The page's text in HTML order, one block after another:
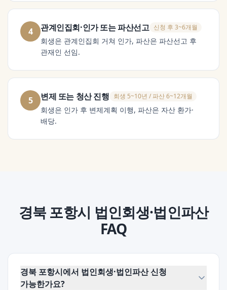
4 관계인집회·인가 또는 파산선고 신청 후 3~6개월
회생은 관계인집회 거쳐 인가, 파산은 파산선고 후
관재인 선임.
5 변제 또는 청산 진행 회생 5~10년 / 파산 6~12개월
회생은 인가 후 변제계획 이행, 파산은 자산 환가·
배당.
경북 포항시 법인회생·법인파산
FAQ
경북 포항시에서 법인회생·법인파산 신청
가능한가요?